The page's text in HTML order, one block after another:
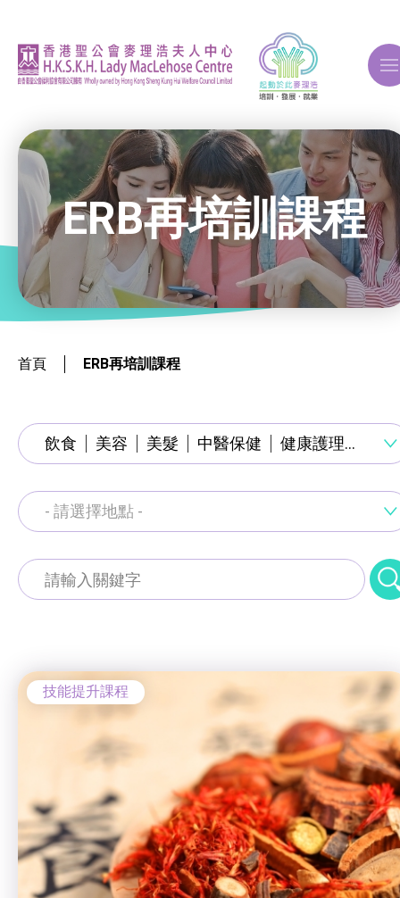
關於我們
ERB再培訓課程
就業掛鈎課程
技能提升課程
少數族裔人士課程
青年培訓課程
ERB服務點
ERB資訊
自費課程
社企項目
就業及求職
ERB再培訓課程
首頁 ERB再培訓課程
就業掛鈎課程
通用技能課程
新來港人士課程
青年培訓課程
青年培育計劃
飲食 美容 美髮 中醫保健 健康護理 服
工商業社會服務部 (葵涌區)
梨木樹綜合服務中心 (荃灣區)
寵愛軒 (長沙灣)
建業坊 (葵涌)
- 請選擇地點 -
技能提升課程